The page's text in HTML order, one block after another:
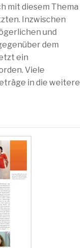
mit diesem Thema
Inzwischen
und
dem
ein
Viele
in die weitere